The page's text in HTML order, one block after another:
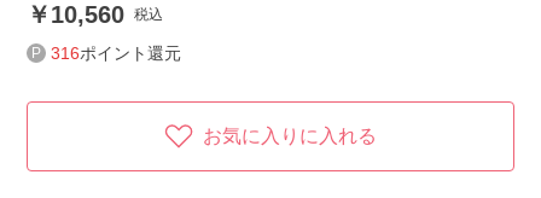
10,560 税込
316ポイント還元
お気に入りに入れる